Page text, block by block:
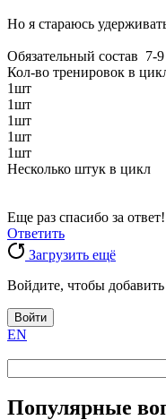
Но я стараюсь
Обязательный состав 7-
Кол-во тренировок в
1шт -
1шт - Без
1шт -
1шт -
1шт -
Несколько штук в
Еще раз спасибо за ответ!
Ответить
Загрузить ещё
Войдите, чтобы
Войти
EN
Популярные